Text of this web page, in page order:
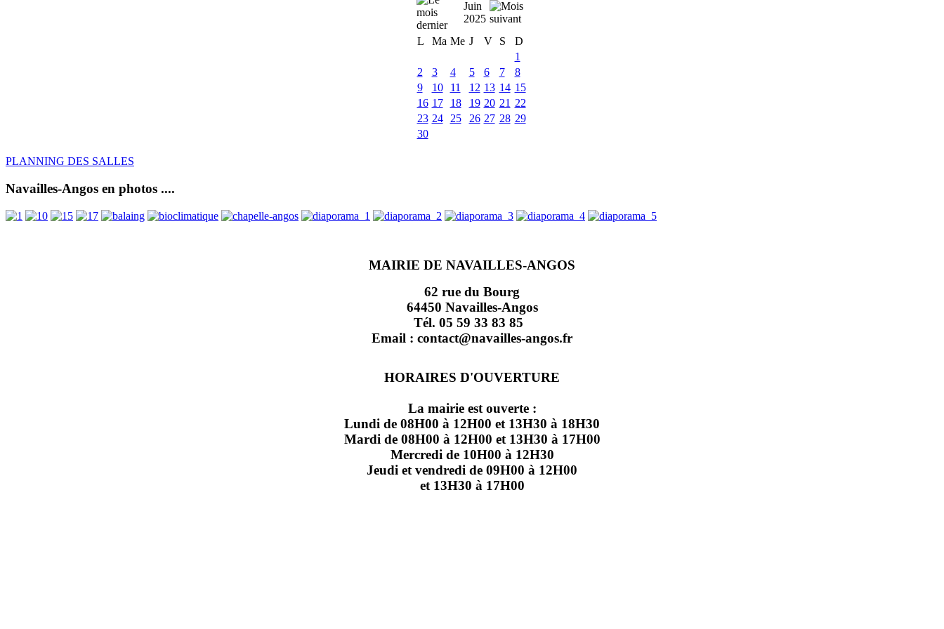
Juin
2025
L
Ma Me J V S
D
1
2
3 4 5 6 7
8
9
10 11 12 13 14 15
16 17 18 19 20 21 22
23 24 25 26 27 28 29
30
PLANNING DES SALLES
Navailles-Angos en photos ....
MAIRIE DE NAVAILLES-ANGOS
62 rue du Bourg
64450 Navailles-Angos
Tél. 05 59 33 83 85
Email : contact@navailles-angos.fr
HORAIRES D'OUVERTURE
La mairie est ouverte :
Lundi de 08H00 à 12H00 et 13H30 à 18H30
Mardi de 08H00 à 12H00 et 13H30 à 17H00
Mercredi de 10H00 à 12H30
Jeudi et vendredi de 09H00 à 12H00
et 13H30 à 17H00